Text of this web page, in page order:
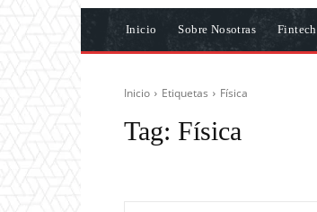
Inicio Sobre Nosotras Fintech
Inicio Etiquetas Física
Tag: Física